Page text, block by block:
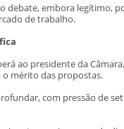
debate, embora legítimo,
de trabalho.
ao presidente da
o mérito das propostas.
com pressão de